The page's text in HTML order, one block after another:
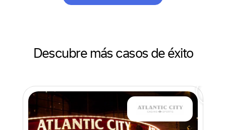
Descubre más casos de éxito